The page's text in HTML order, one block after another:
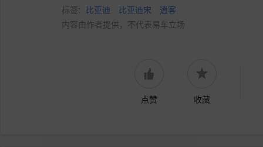
标签: 比亚迪 比亚迪宋
逍客
内容由作者提供，不代表易车立场
点赞 收藏